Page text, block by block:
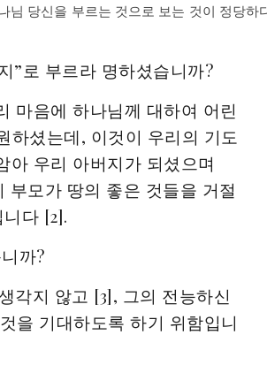
님 당신을 부르는 것으로 보는 것이 정당하
”로 부르라 명하셨습니까?
마음에 하나님께 대하여 어린
하셨는데, 이것이 우리의 기도
아 우리 아버지가 되셨으며
모가 땅의 좋은 것들을 거절
다 [2].
까?
각지 않고 [3], 그의 전능하신
을 기대하도록 하기 위함입니